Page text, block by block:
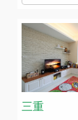
三重